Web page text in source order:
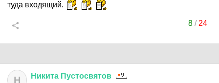
туда входящий.
8 / 24
Н Никита Пустосвятов